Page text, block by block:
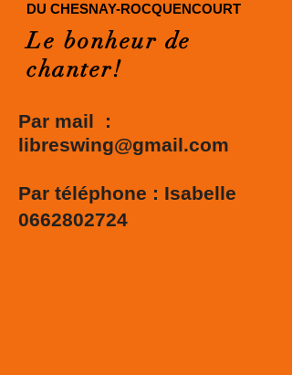
DU CHESNAY-ROCQUENCOURT
Le bonheur de
chanter!
Par mail :
libreswing@gmail.com
Par téléphone : Isabelle
0662802724